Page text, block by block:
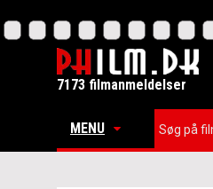
7173 filmanmeldelser
MENU